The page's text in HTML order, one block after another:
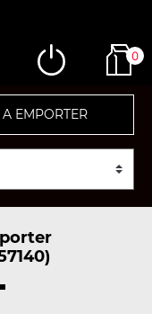
0
A EMPORTER